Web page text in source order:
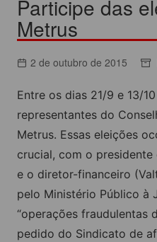
Participe das
Metrus
2 de outubro de 2015
Entre os dias 21/9 e 13/
representantes do
Metrus. Essas eleições
crucial, com o
e o diretor-financeiro
pelo Ministério Público à
“operações fraudulentas
pedido do Sindicato de